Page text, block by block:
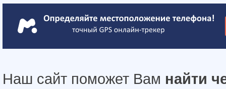
Наш сайт поможет Вам найти